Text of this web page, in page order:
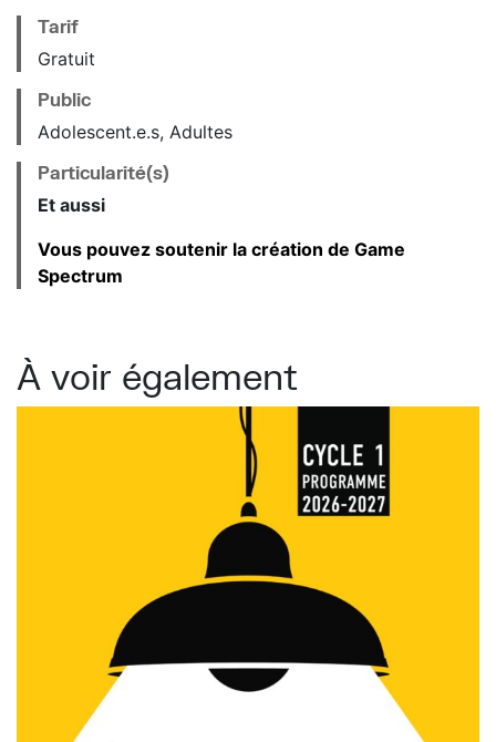
Tarif
Gratuit
Public
Adolescent.e.s, Adultes
Particularité(s)
Et aussi
Vous pouvez soutenir la création de Game
Spectrum
À voir également